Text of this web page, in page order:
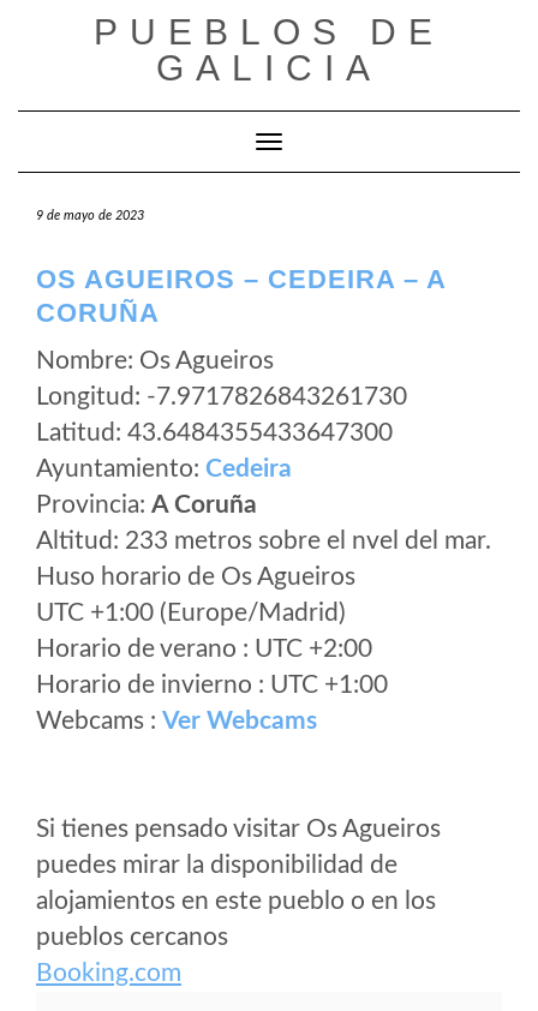
PUEBLOS DE
GALICIA
Cambiar modo de navegación
9 de mayo de 2023
OS AGUEIROS – CEDEIRA – A
CORUÑA
Nombre: Os Agueiros
Longitud: -7.9717826843261730
Latitud: 43.6484355433647300
Ayuntamiento: Cedeira
Provincia: A Coruña
Altitud: 233 metros sobre el nvel del mar.
Huso horario de Os Agueiros
UTC +1:00 (Europe/Madrid)
Horario de verano : UTC +2:00
Horario de invierno : UTC +1:00
Webcams : Ver Webcams
Si tienes pensado visitar Os Agueiros
puedes mirar la disponibilidad de
alojamientos en este pueblo o en los
pueblos cercanos
Booking.com